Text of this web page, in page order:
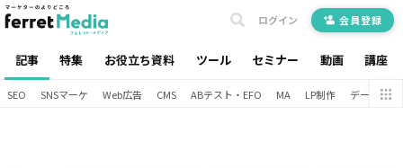
記事 特集 お役立ち資料 ツール セミナー 動画 講座
ログイン 会員登録
SEO SNSマーケ Web広告 CMS ABテスト・EFO MA LP制作 データ分析